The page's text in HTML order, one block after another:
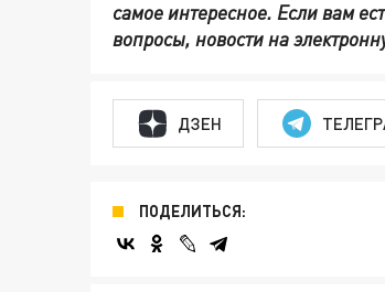
самое интересное. Если вам
вопросы, новости на
ДЗЕН
ПОДЕЛИТЬСЯ: